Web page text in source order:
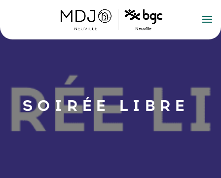
SOIRÉE LIBRE